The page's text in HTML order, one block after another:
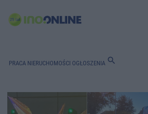
PRACA NIERUCHOMOŚCI OGŁOSZENIA search